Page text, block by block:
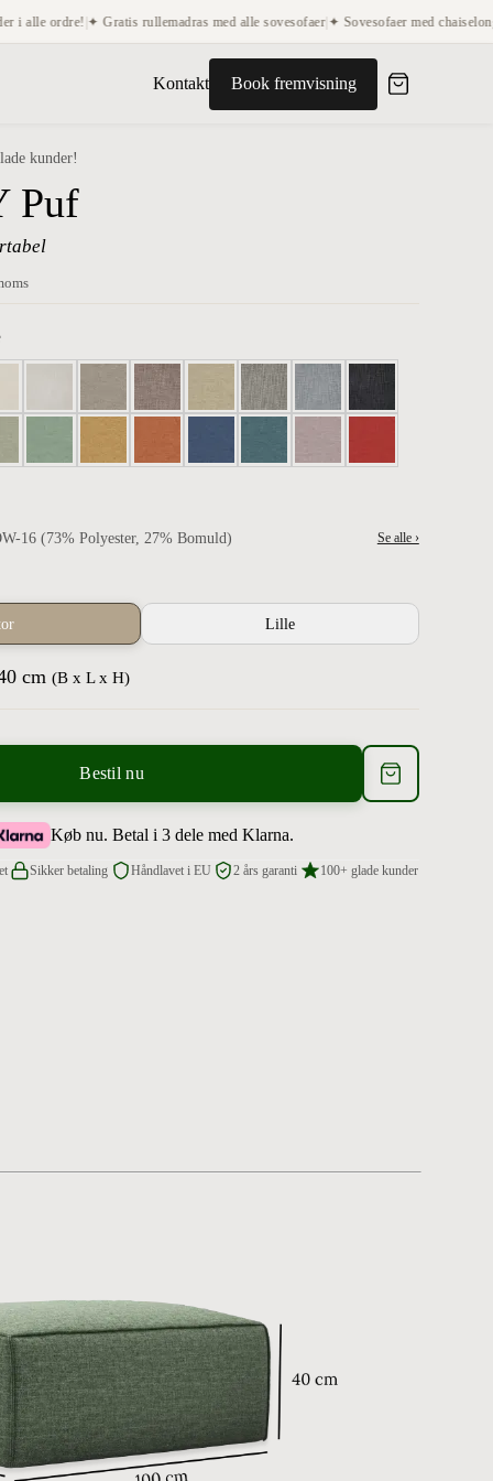
| ✦ Gratis rullemadras med alle sovesofaer ✦ Sovesofaer med chaiselong og
Kontakt Book fremvisning
kunder!
Puf
16 (73% Polyester, 27% Bomuld) Se alle ›
Lille
cm (B x L x H)
Bestil nu
Køb nu. Betal i 3 dele med Klarna.
Sikker betaling Håndlavet i EU 2 års garanti 100+ glade kunder